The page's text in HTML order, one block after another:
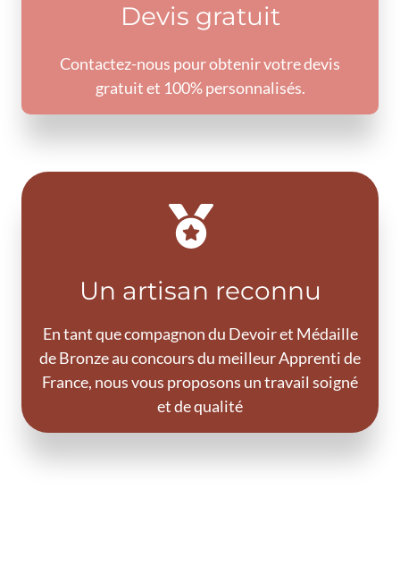
Devis gratuit
Contactez-nous pour obtenir votre devis
gratuit et 100% personnalisés.
Un artisan reconnu
En tant que compagnon du Devoir et Médaille
de Bronze au concours du meilleur Apprenti de
France, nous vous proposons un travail soigné
et de qualité